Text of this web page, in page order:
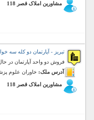
مشاورین املاک قصر 118
تبریز - آپارتمان دو کله سه خواب به متراژ
فروش دو واحد آپارتمان در حال
آدرس ملک: خاوران علوم پزشکی 18
مشاورین املاک قصر 118